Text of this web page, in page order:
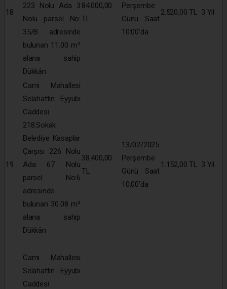
18
223 Nolu Ada 3
Nolu parsel No:
35/B adresinde
bulunan 11.00 m²
alana sahip
Dükkân
84.000,00
TL
Perşembe
Günü Saat
10:00’da
2.520,00 TL 3 Yıl
19
Cami Mahallesi
Selahattin Eyyubi
Caddesi
218.Sokak
Belediye Kasaplar
Çarşısı 226 Nolu
Ada 67 Nolu
parsel No:6
adresinde
bulunan 30.08 m²
alana sahip
Dükkân
38.400,00
TL
13/02/2025
Perşembe
Günü Saat
10:00’da
1.152,00 TL 3 Yıl
Cami Mahallesi
Selahattin Eyyubi
Caddesi